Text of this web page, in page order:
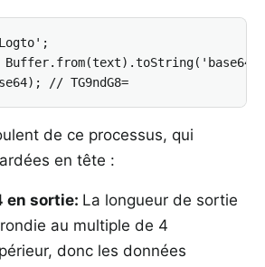
// TG9ndG8=
de ce processus, qui
en tête :
en sortie: La longueur de sortie
au multiple de 4
donc les données